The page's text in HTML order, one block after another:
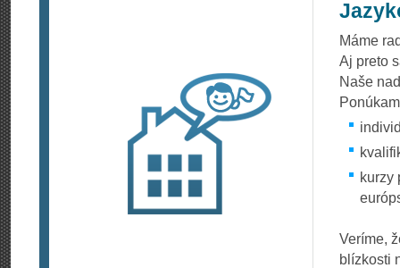
Máme
Aj preto
Naše
kurzy
Veríme,
blízkosti